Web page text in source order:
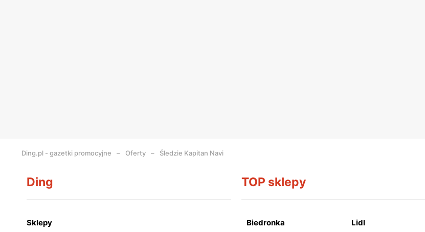
Ding.pl - gazetki promocyjne Oferty Śledzie Kapitan Navi
Ding
Sklepy
TOP sklepy
Biedronka Lidl